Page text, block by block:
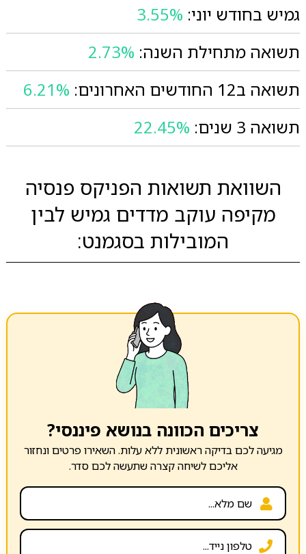
גמיש בחודש יוני: 3.55%
תשואה מתחילת השנה: 2.73%
תשואה ב12 החודשים האחרונים:
6.21%
תשואה 3 שנים:
22.45%
השוואת תשואות הפניקס פנסיה
מקיפה עוקב מדדים גמיש לבין
המובילות בסגמנט:
צריכים הכוונה בנושא פיננסי?
מגיעה לכם בדיקה ראשונית ללא עלות. השאירו פרטים ונחזור
אליכם לשיחה קצרה שתעשה לכם סדר.